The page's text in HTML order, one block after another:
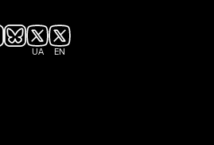
UA EN